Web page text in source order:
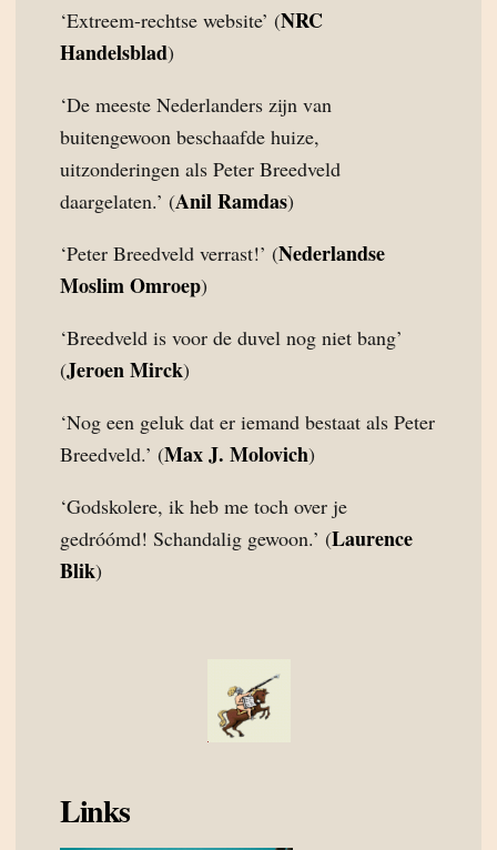
‘Extreem-rechtse website’ (NRC
Handelsblad)
‘De meeste Nederlanders zijn van
buitengewoon beschaafde huize,
uitzonderingen als Peter Breedveld
daargelaten.’ (Anil Ramdas)
‘Peter Breedveld verrast!’ (Nederlandse
Moslim Omroep)
‘Breedveld is voor de duvel nog niet bang’
(Jeroen Mirck)
‘Nog een geluk dat er iemand bestaat als Peter
Breedveld.’ (Max J. Molovich)
‘Godskolere, ik heb me toch over je
gedróómd! Schandalig gewoon.’ (Laurence
Blik)
Links